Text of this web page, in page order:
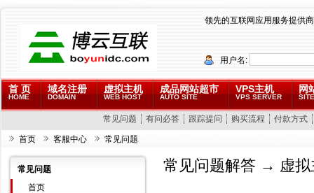
领先的互联网应用服务提供商
用户名:
首 页
HOME
域名注册
DOMAIN
虚拟主机
WEB HOST
成品网站超市
AUTO SITE
VPS主机
VPS SERVER
网
常见问题 有问必答 跟踪提问 购买流程 付款方式
首页 客服中心 常见问题
常见问题
首页
常见问题解答 → 虚